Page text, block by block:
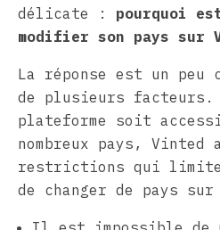
délicate : pourquoi
modifier son pays sur
La réponse est un peu
de plusieurs facteurs.
plateforme soit
nombreux pays, Vinted
restrictions qui
de changer de pays